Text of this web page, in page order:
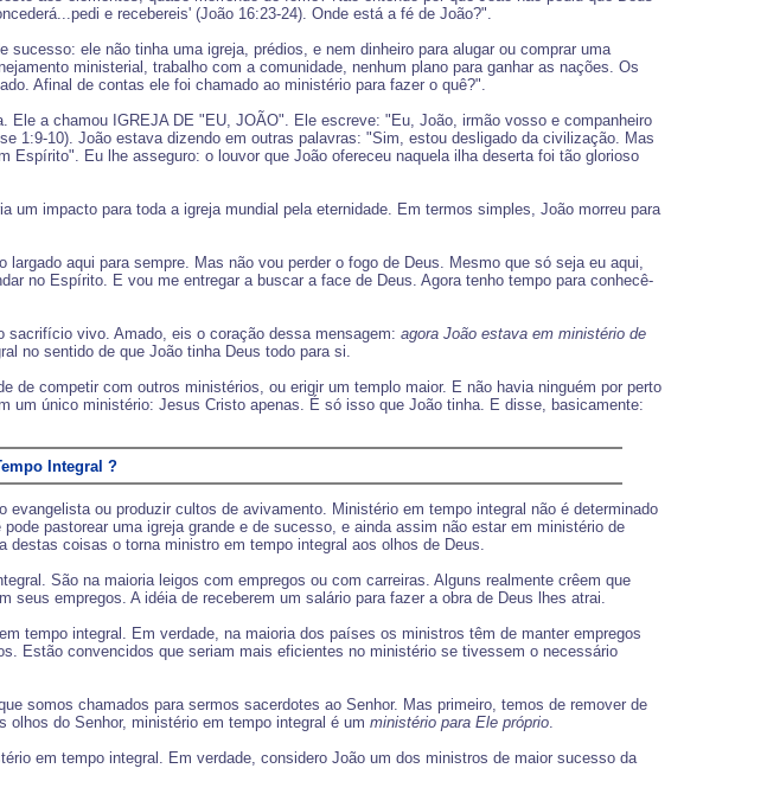
e recebereis' (João 16:23-24). Onde está a fé de João?".
ele não tinha uma igreja, prédios, e nem dinheiro para alugar ou comprar uma
ministerial, trabalho com a comunidade, nenhum plano para ganhar as nações. Os
Afinal de contas ele foi chamado ao ministério para fazer o quê?".
a chamou IGREJA DE "EU, JOÃO". Ele escreve: "Eu, João, irmão vosso e companheiro
1:9-10). João estava dizendo em outras palavras: "Sim, estou desligado da civilização. Mas
Eu lhe asseguro: o louvor que João ofereceu naquela ilha deserta foi tão glorioso
impacto para toda a igreja mundial pela eternidade. Em termos simples, João morreu para
aqui para sempre. Mas não vou perder o fogo de Deus. Mesmo que só seja eu aqui,
no Espírito. E vou me entregar a buscar a face de Deus. Agora tenho tempo para conhecê-
vivo. Amado, eis o coração dessa mensagem: agora João estava em ministério de
no sentido de que João tinha Deus todo para si.
competir com outros ministérios, ou erigir um templo maior. E não havia ninguém por perto
um único ministério: Jesus Cristo apenas. É só isso que João tinha. E disse, basicamente:
Integral ?
ou produzir cultos de avivamento. Ministério em tempo integral não é determinado
pastorear uma igreja grande e de sucesso, e ainda assim não estar em ministério de
coisas o torna ministro em tempo integral aos olhos de Deus.
São na maioria leigos com empregos ou com carreiras. Alguns realmente crêem que
empregos. A idéia de receberem um salário para fazer a obra de Deus lhes atrai.
tempo integral. Em verdade, na maioria dos países os ministros têm de manter empregos
Estão convencidos que seriam mais eficientes no ministério se tivessem o necessário
somos chamados para sermos sacerdotes ao Senhor. Mas primeiro, temos de remover de
do Senhor, ministério em tempo integral é um ministério para Ele próprio.
em tempo integral. Em verdade, considero João um dos ministros de maior sucesso da